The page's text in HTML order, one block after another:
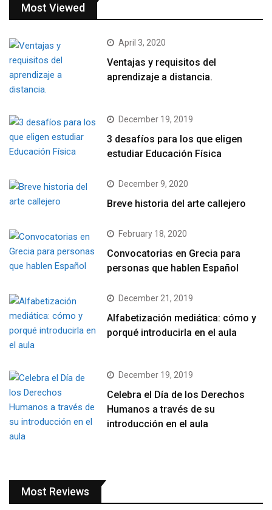
Most Viewed
April 3, 2020
Ventajas y requisitos del
aprendizaje a distancia.
December 19, 2019
3 desafíos para los que eligen
estudiar Educación Física
December 9, 2020
Breve historia del arte callejero
February 18, 2020
Convocatorias en Grecia para
personas que hablen Español
December 21, 2019
Alfabetización mediática: cómo y
porqué introducirla en el aula
December 19, 2019
Celebra el Día de los Derechos
Humanos a través de su
introducción en el aula
Most Reviews